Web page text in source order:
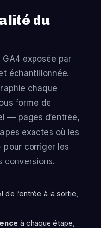
du
GA4 exposée par
échantillonnée.
chaque
forme de
— pages d’entrée,
exactes où les
corriger les
conversions.
de l’entrée à la sortie,
à chaque étape,